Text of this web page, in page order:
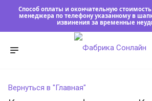
Способ оплаты и окончательную стоимость
менеджера по телефону указанному в
извинения за временные
Вернуться в "Главная"